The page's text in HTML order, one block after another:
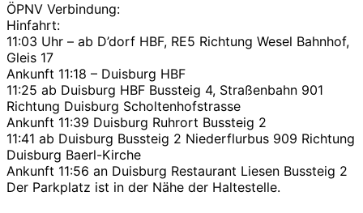
ÖPNV Verbindung:
Hinfahrt:
11:03 Uhr – ab D’dorf HBF, RE5 Richtung Wesel Bahnhof,
Gleis 17
Ankunft 11:18 – Duisburg HBF
11:25 ab Duisburg HBF Bussteig 4, Straßenbahn 901
Richtung Duisburg Scholtenhofstrasse
Ankunft 11:39 Duisburg Ruhrort Bussteig 2
11:41 ab Duisburg Bussteig 2 Niederflurbus 909 Richtung
Duisburg Baerl-Kirche
Ankunft 11:56 an Duisburg Restaurant Liesen Bussteig 2
Der Parkplatz ist in der Nähe der Haltestelle.